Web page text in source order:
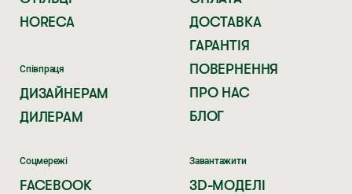
HORECA
Співпраця
ДИЗАЙНЕРАМ
ДИЛЕРАМ
ДОСТАВКА
ГАРАНТІЯ
ПОВЕРНЕННЯ
ПРО НАС
БЛОГ
Соцмережі
FACEBOOK
Завантажити
3D-МОДЕЛІ